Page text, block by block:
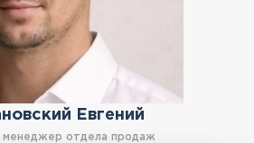
Евгений
менеджер отдела продаж